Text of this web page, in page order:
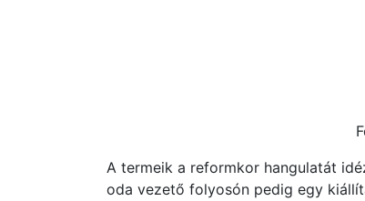
A termeik a reformkor hangulatát
oda vezető folyosón pedig egy